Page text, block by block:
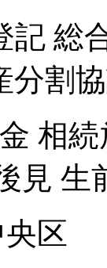
記 総
分割
相
見 生
区